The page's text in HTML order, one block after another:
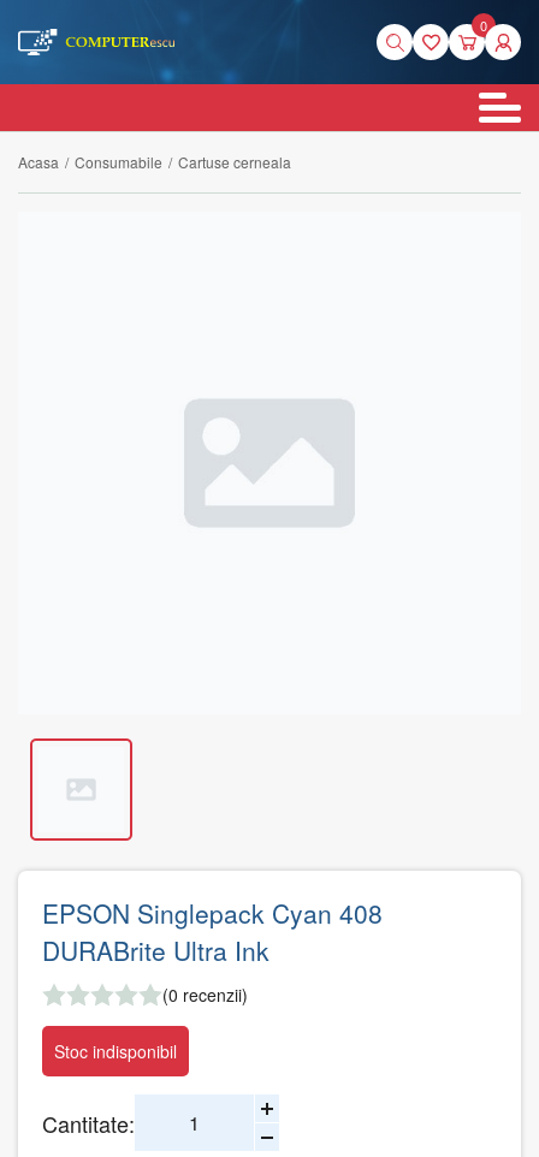
0
Acasa / Consumabile / Cartuse cerneala
EPSON Singlepack Cyan 408
DURABrite Ultra Ink
(0 recenzii)
Stoc indisponibil
Cantitate: